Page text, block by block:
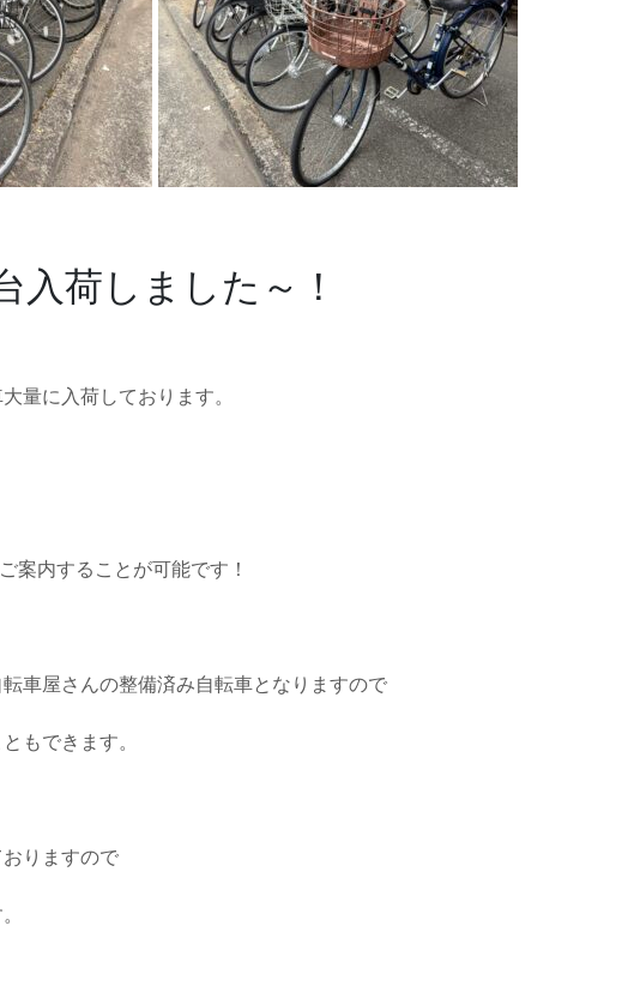
荷しました～！
量に入荷しております。
案内することが可能です！
車屋さんの整備済み自転車となりますので
もできます。
りますので